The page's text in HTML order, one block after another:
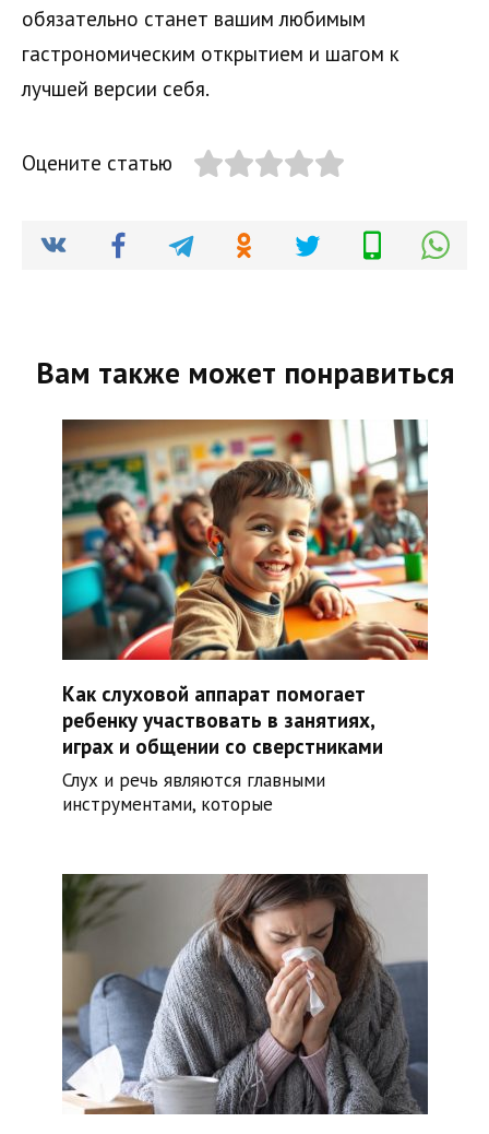
обязательно станет вашим любимым
гастрономическим открытием и шагом к
лучшей версии себя.
Оцените статью
Вам также может понравиться
Как слуховой аппарат помогает
ребенку участвовать в занятиях,
играх и общении со сверстниками
Слух и речь являются главными
инструментами, которые